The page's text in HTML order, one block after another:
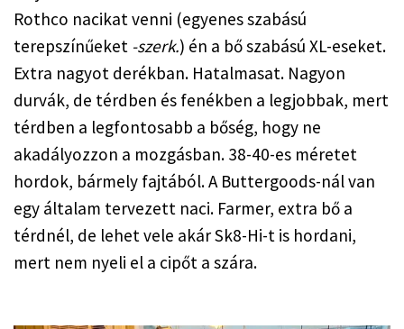
Rothco nacikat venni (egyenes szabású
terepszínűeket -szerk.) én a bő szabású XL-eseket.
Extra nagyot derékban. Hatalmasat. Nagyon
durvák, de térdben és fenékben a legjobbak, mert
térdben a legfontosabb a bőség, hogy ne
akadályozzon a mozgásban. 38-40-es méretet
hordok, bármely fajtából. A Buttergoods-nál van
egy általam tervezett naci. Farmer, extra bő a
térdnél, de lehet vele akár Sk8-Hi-t is hordani,
mert nem nyeli el a cipőt a szára.